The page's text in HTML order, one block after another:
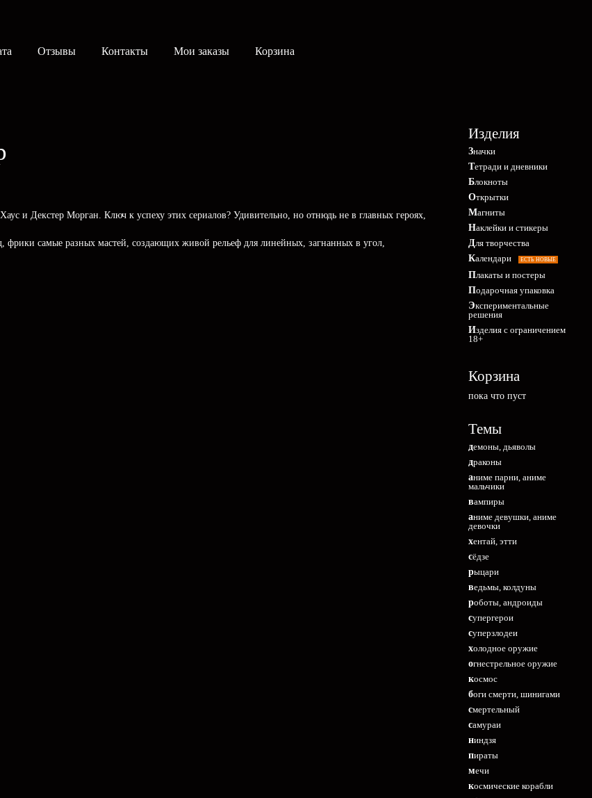
Отзывы Контакты Мои заказы Корзина
и Декстер Морган. Ключ к успеху этих сериалов? Удивительно, но отнюдь не в главных героях,
фрики самые разных мастей, создающих живой рельеф для линейных, загнанных в угол,
Изделия
Значки
Тетради и дневники
Блокноты
Открытки
Магниты
Наклейки и стикеры
Для творчества
Календари
ЕСТЬ НОВЫЕ
Плакаты и постеры
Подарочная упаковка
Экспериментальные
решения
Изделия с ограничением
18+
Корзина
пока что пуст
Темы
демоны, дьяволы
драконы
аниме парни, аниме
мальчики
вампиры
аниме девушки, аниме
девочки
хентай, этти
сёдзе
рыцари
ведьмы, колдуны
роботы, андроиды
супергерои
суперзлодеи
холодное оружие
огнестрельное оружие
космос
боги смерти, шинигами
смертельный
самураи
ниндзя
пираты
мечи
космические корабли